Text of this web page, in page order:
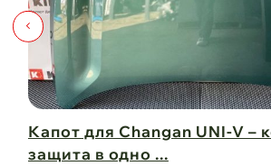
Капот для Changan UNI-V –
защита в одно ...